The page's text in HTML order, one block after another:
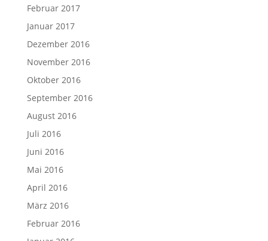
Februar 2017
Januar 2017
Dezember 2016
November 2016
Oktober 2016
September 2016
August 2016
Juli 2016
Juni 2016
Mai 2016
April 2016
März 2016
Februar 2016